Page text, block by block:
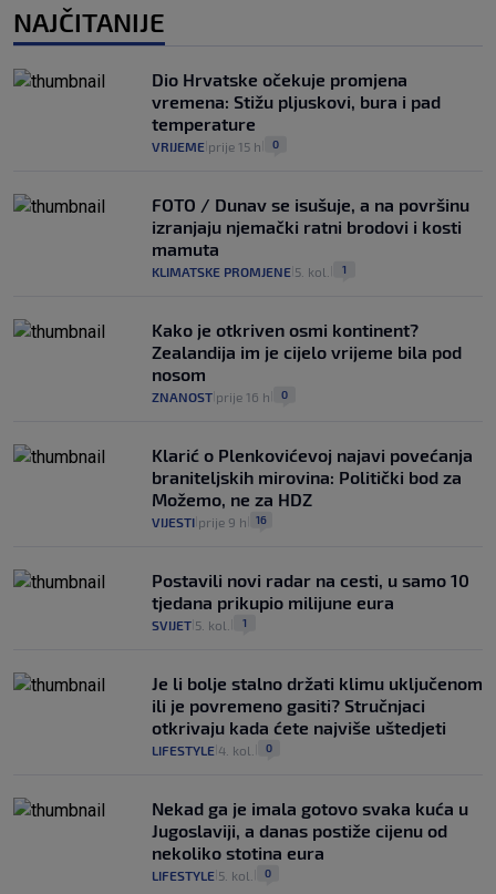
NAJČITANIJE
Dio Hrvatske očekuje promjena
vremena: Stižu pljuskovi, bura i pad
temperature
VRIJEME prije 15 h 0
FOTO / Dunav se isušuje, a na površinu
izranjaju njemački ratni brodovi i kosti
mamuta
KLIMATSKE PROMJENE 5. kol. 1
Kako je otkriven osmi kontinent?
Zealandija im je cijelo vrijeme bila pod
nosom
ZNANOST prije 16 h 0
Klarić o Plenkovićevoj najavi povećanja
braniteljskih mirovina: Politički bod za
Možemo, ne za HDZ
VIJESTI prije 9 h 16
Postavili novi radar na cesti, u samo 10
tjedana prikupio milijune eura
SVIJET 5. kol. 1
Je li bolje stalno držati klimu uključenom
ili je povremeno gasiti? Stručnjaci
otkrivaju kada ćete najviše uštedjeti
LIFESTYLE 4. kol. 0
Nekad ga je imala gotovo svaka kuća u
Jugoslaviji, a danas postiže cijenu od
nekoliko stotina eura
LIFESTYLE 5. kol. 0